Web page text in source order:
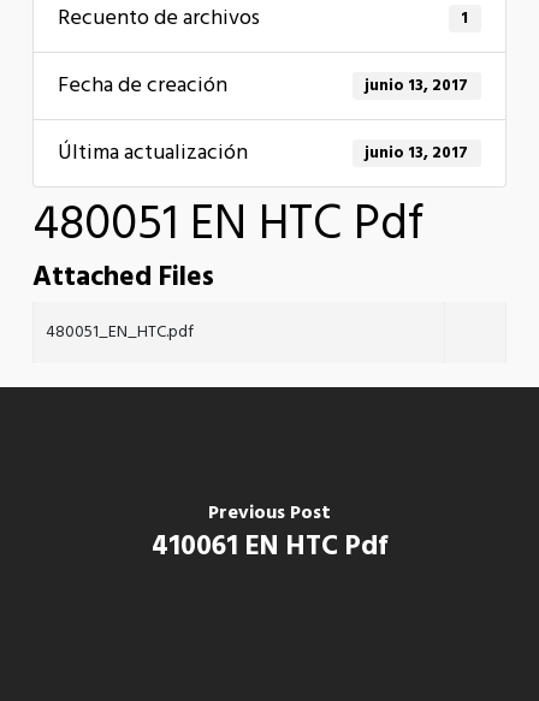
Recuento de archivos 1
Fecha de creación junio 13, 2017
Última actualización junio 13, 2017
480051 EN HTC Pdf
Attached Files
480051_EN_HTC.pdf
Previous Post
410061 EN HTC Pdf